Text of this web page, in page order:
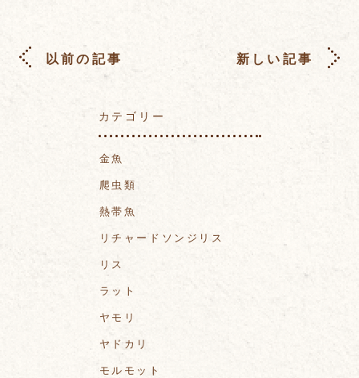
以前の記事 新しい記事
カテゴリー
金魚
爬虫類
熱帯魚
リチャードソンジリス
リス
ラット
ヤモリ
ヤドカリ
モルモット